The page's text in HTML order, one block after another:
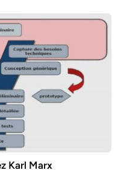
Karl Marx